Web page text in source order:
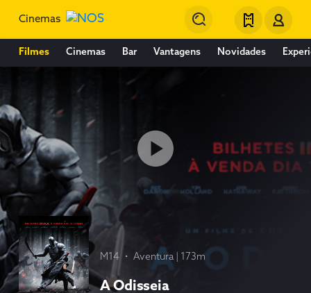
Cinemas
Filmes Cinemas Bar Vantagens Novidades
M14・ Aventura| 173m
A Odisseia